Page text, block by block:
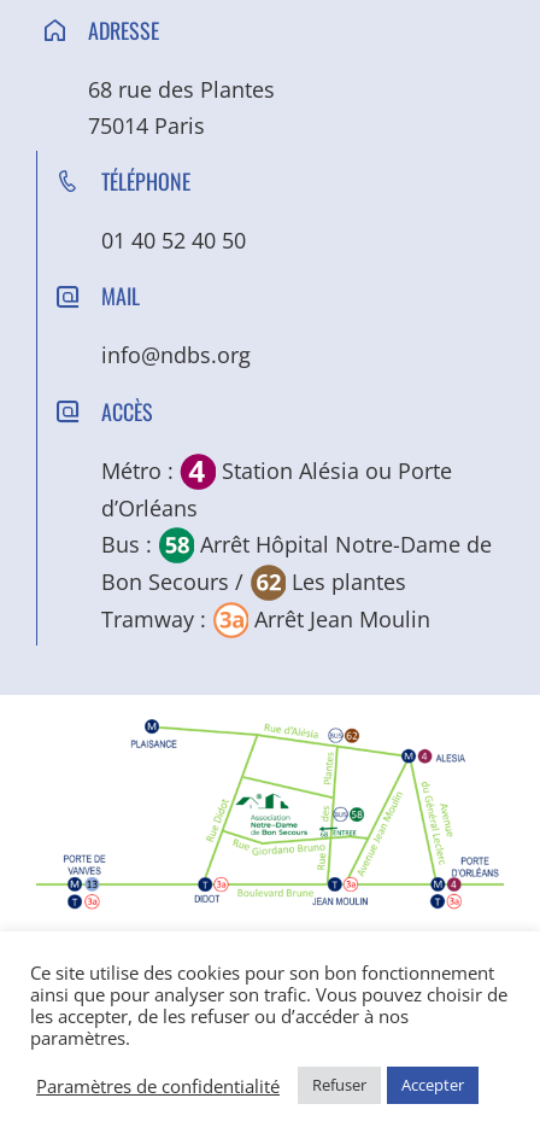
ADRESSE
68 rue des Plantes
75014 Paris
TÉLÉPHONE
01 40 52 40 50
MAIL
info@ndbs.org
ACCÈS
Métro :
Station Alésia ou Porte
d’Orléans
Bus :
Arrêt Hôpital Notre-Dame de
Bon Secours /
Les plantes
Tramway :
Arrêt Jean Moulin
Politique de confidentialité|Mentions
légales
© Copyright Notre Dame de Bon Secours
2026 | réalisé par l’
CDKIT
Ce site utilise des cookies pour son bon fonctionnement
ainsi que pour analyser son trafic. Vous pouvez choisir de
les accepter, de les refuser ou d’accéder à nos
paramètres.
Paramètres de confidentialité
Refuser Accepter